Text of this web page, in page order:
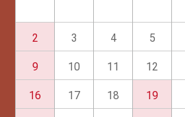
2 3 4 5
9 10 11 12
16 17 18 19